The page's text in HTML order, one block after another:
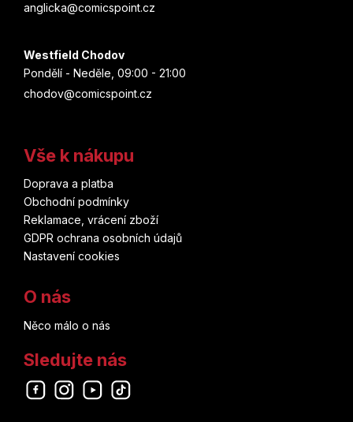
anglicka@comicspoint.cz
Westfield Chodov
Pondělí - Neděle, 09:00 - 21:00
chodov@comicspoint.cz
Vše k nákupu
Doprava a platba
Obchodní podmínky
Reklamace, vrácení zboží
GDPR ochrana osobních údajů
Nastavení cookies
O nás
Něco málo o nás
Sledujte nás
Odebírat newsletter